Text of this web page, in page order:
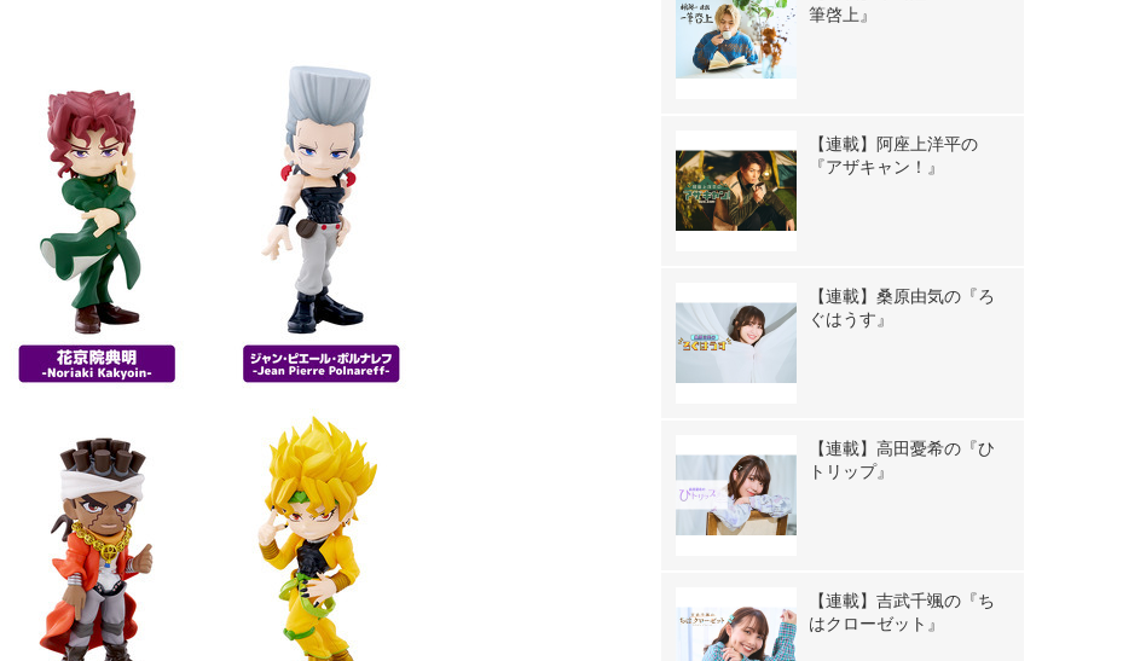
筆啓上』
【連載】阿座上洋平の
『アザキャン！』
【連載】桑原由気の『ろ
ぐはうす』
【連載】高田憂希の『ひ
トリップ』
【連載】吉武千颯の『ち
はクローゼット』